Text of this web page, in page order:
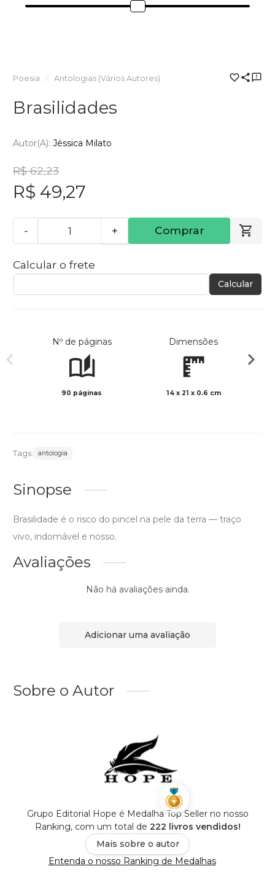
Poesia Antologias (Vários Autores)
Brasilidades
Autor(a): Jéssica Milato
R$ 62,23
R$ 49,27
- + Comprar
Calcular o frete
Calcular
Nº de páginas
90 páginas
Dimensões
14 x 21 x 0.6 cm
Tags: antologia
Sinopse
Brasilidade é o risco do pincel na pele da terra — traço
vivo, indomável e nosso.
Avaliações
Não há avaliações ainda.
Adicionar uma avaliação
Sobre o Autor
Grupo Editorial Hope é Medalha Top Seller no nosso
Ranking, com um total de 222 livros vendidos!
Mais sobre o autor
Entenda o nosso Ranking de Medalhas